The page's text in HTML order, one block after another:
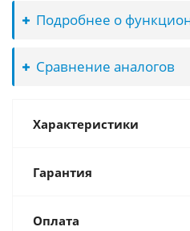
Подробнее о
Сравнение аналогов
Характеристики
Гарантия
Оплата